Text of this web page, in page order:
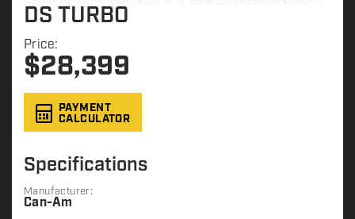
DS TURBO
Price:
$28,399
PAYMENT
CALCULATOR
Specifications
Manufacturer:
Can-Am